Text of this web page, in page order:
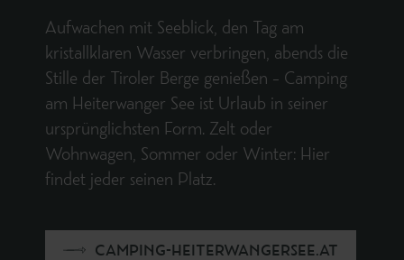
Aufwachen mit Seeblick, den Tag am
kristallklaren Wasser verbringen, abends die
Stille der Tiroler Berge genießen – Camping
am Heiterwanger See ist Urlaub in seiner
ursprünglichsten Form. Zelt oder
Wohnwagen, Sommer oder Winter: Hier
findet jeder seinen Platz.
CAMPING-HEITERWANGERSEE.AT